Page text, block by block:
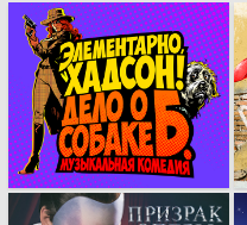
навсегда».
кейвижуал в стиле
комикса нового
мюзикла
«Элементарно,
Хадсон или дело о
собаке Б.»